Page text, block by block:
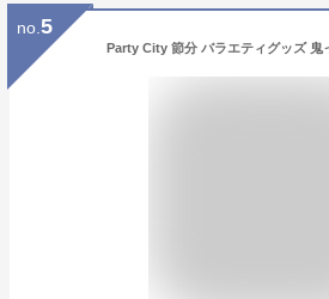
no. 5
Party City 節分 バラエティグッズ 鬼